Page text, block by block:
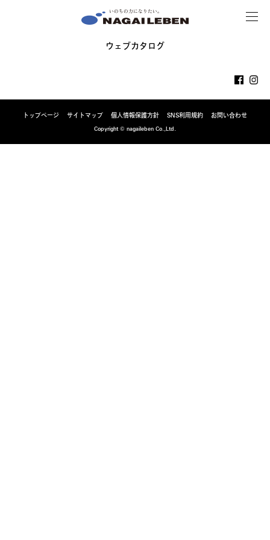
MENU
ウェブカタログ
トップページ サイトマップ 個人情報保護方針 SNS利用規約
お問い合わせ
Copyright © nagaileben Co.,Ltd.